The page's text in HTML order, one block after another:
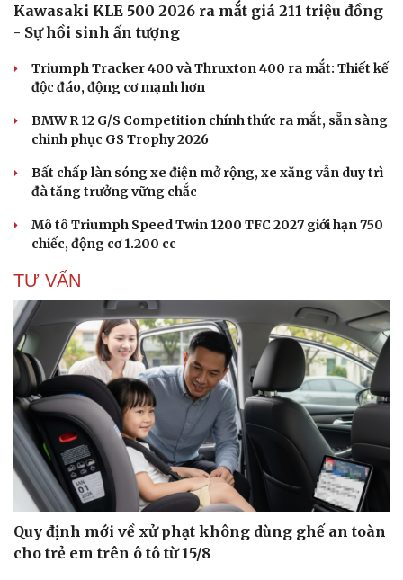
Du lịch
Tư vấn
Săn Tour
check-in
Podcast
Câu chuyện thời sự
Đọc truyện đêm khuya
Cửa sổ tình yêu
Kể chuyện cho bé
Hạt giống tâm hồn
Kawasaki KLE 500 2026 ra mắt giá 211 triệu đồng
- Sự hồi sinh ấn tượng
Triumph Tracker 400 và Thruxton 400 ra mắt: Thiết kế
độc đáo, động cơ mạnh hơn
BMW R 12 G/S Competition chính thức ra mắt, sẵn sàng
chinh phục GS Trophy 2026
Bất chấp làn sóng xe điện mở rộng, xe xăng vẫn duy trì
đà tăng trưởng vững chắc
Mô tô Triumph Speed Twin 1200 TFC 2027 giới hạn 750
chiếc, động cơ 1.200 cc
TƯ VẤN
Quy định mới về xử phạt không dùng ghế an toàn
cho trẻ em trên ô tô từ 15/8